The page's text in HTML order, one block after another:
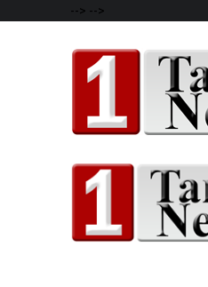
--> -->